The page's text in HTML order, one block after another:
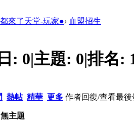
來了天堂-玩家●› 血盟招生
: 0|主題: 0|排名:
熱帖 精華 更多 作者回復/查看最後
主題